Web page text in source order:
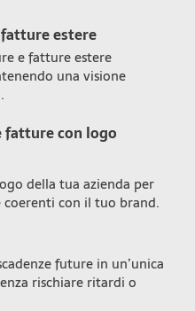
estere
e fatture estere
una visione
fatture con logo
della tua azienda per
con il tuo brand.
future in un’unica
rischiare ritardi o